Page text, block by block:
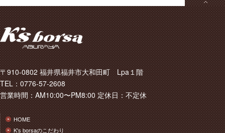
〒910-0802 福井県福井市大和田町 Lpa１階
TEL：0776-57-2608
営業時間：AM10:00〜PM8:00 定休日：不定休
HOME
K's borsaのこだわり